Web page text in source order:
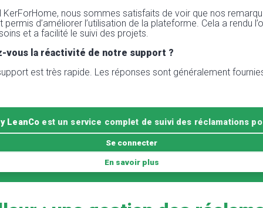
KerForHome, nous sommes satisfaits de voir que nos
d’améliorer l’utilisation de la plateforme. Cela a rendu
et a facilité le suivi des projets.
vous la réactivité de notre support ?
est très rapide. Les réponses sont généralement
LeanCo est un service complet de suivi des réclamations
Se connecter
En savoir plus